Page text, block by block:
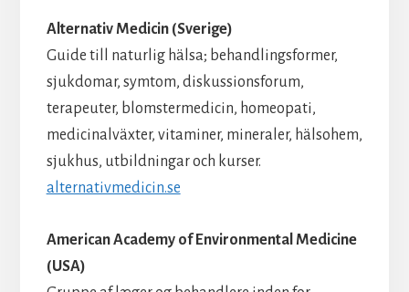
Alternativ Medicin (Sverige)
Guide till naturlig hälsa; behandlingsformer,
sjukdomar, symtom, diskussionsforum,
terapeuter, blomstermedicin, homeopati,
medicinalväxter, vitaminer, mineraler, hälsohem,
sjukhus, utbildningar och kurser.
alternativmedicin.se
American Academy of Environmental Medicine
(USA)